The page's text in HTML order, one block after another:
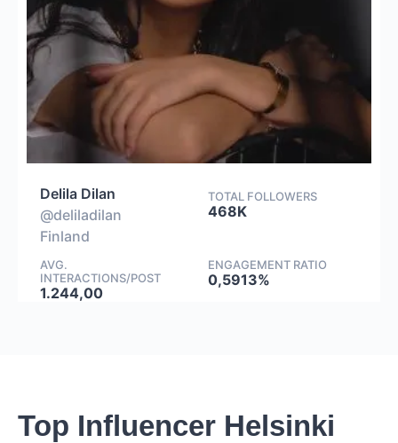
Delila Dilan
@deliladilan
Finland
TOTAL FOLLOWERS
468K
AVG.
INTERACTIONS/POST
1.244,00
ENGAGEMENT RATIO
0,5913%
Top Influencer Helsinki